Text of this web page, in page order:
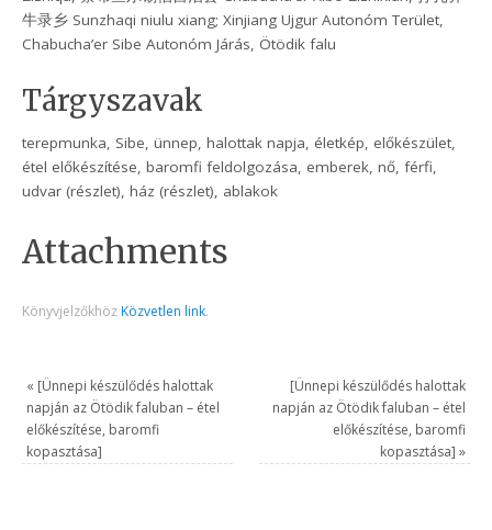
牛录乡 Sunzhaqi niulu xiang; Xinjiang Ujgur Autonóm Terület,
Chabucha’er Sibe Autonóm Járás, Ötödik falu
Tárgyszavak
terepmunka, Sibe, ünnep, halottak napja, életkép, előkészület,
étel előkészítése, baromfi feldolgozása, emberek, nő, férfi,
udvar (részlet), ház (részlet), ablakok
Attachments
Könyvjelzőkhöz Közvetlen link.
« [Ünnepi készülődés halottak
napján az Ötödik faluban – étel
előkészítése, baromfi
kopasztása]
[Ünnepi készülődés halottak
napján az Ötödik faluban – étel
előkészítése, baromfi
kopasztása] »